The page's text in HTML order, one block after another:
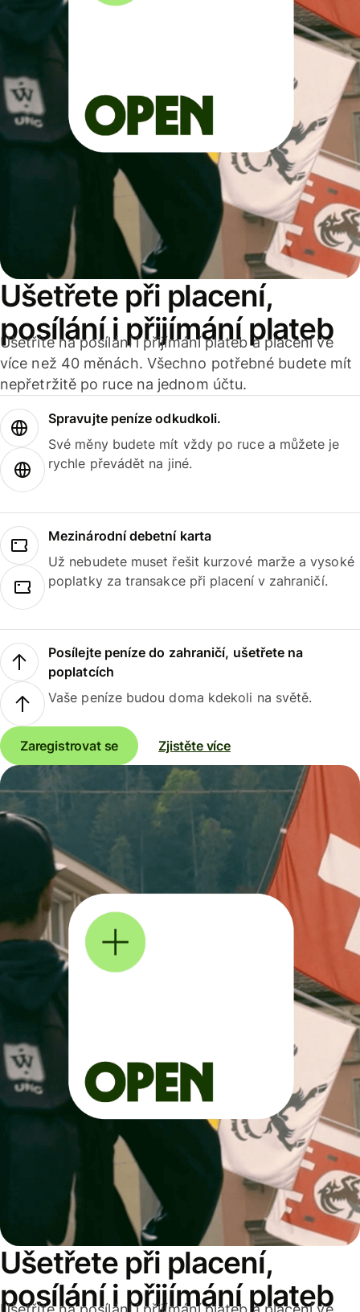
Ušetřete při placení,
posílání i přijímání plateb
Ušetříte na posílání i přijímání plateb a placení ve
více než 40 měnách. Všechno potřebné budete mít
nepřetržitě po ruce na jednom účtu.
Spravujte peníze odkudkoli.
Své měny budete mít vždy po ruce a můžete je
rychle převádět na jiné.
Mezinárodní debetní karta
Už nebudete muset řešit kurzové marže a vysoké
poplatky za transakce při placení v zahraničí.
Posílejte peníze do zahraničí, ušetřete na
poplatcích
Vaše peníze budou doma kdekoli na světě.
Zaregistrovat se Zjistěte více
Ušetřete při placení,
posílání i přijímání plateb